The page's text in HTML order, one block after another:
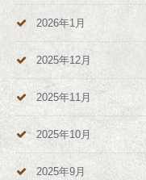
2026年1月
2025年12月
2025年11月
2025年10月
2025年9月